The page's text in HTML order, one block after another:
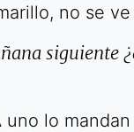
no se
siguiente
uno lo